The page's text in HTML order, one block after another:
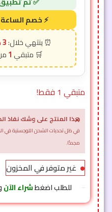
3 دقيقة و 11 ثانية
1
متبقي 1 فقط!
هذا المنتج على وشك نفاذ
في ظل تحديات الشحن اللوجستية في
مجددًا.
×
غير متوفر في المخزون
للطلب اضغطشراء الآن